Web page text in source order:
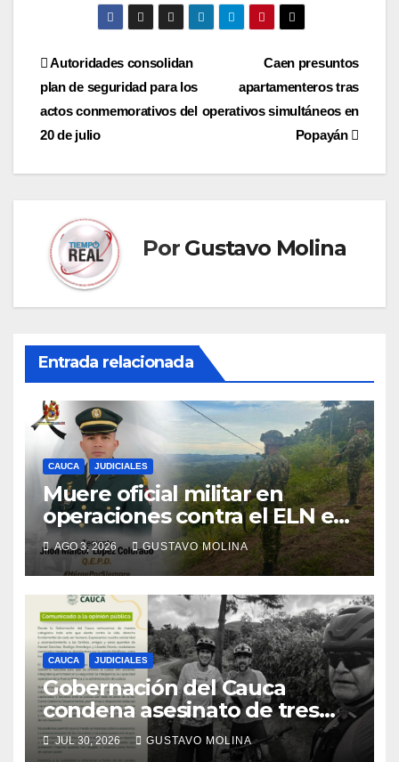
Navegación
de
entradas
Caen presuntos
apartamenteros tras
operativos simultáneos en
Popayán
Autoridades consolidan
plan de seguridad para los
actos conmemorativos del
20 de julio
Por Gustavo Molina
Entrada relacionada
CAUCA JUDICIALES
Muere oficial militar en
operaciones contra el ELN en
el sur del Cauca
AGO 3, 2026 GUSTAVO MOLINA
CAUCA JUDICIALES
Gobernación del Cauca
condena asesinato de tres
ciudadanos y exige medidas
urgentes al Gobierno
JUL 30, 2026 GUSTAVO MOLINA